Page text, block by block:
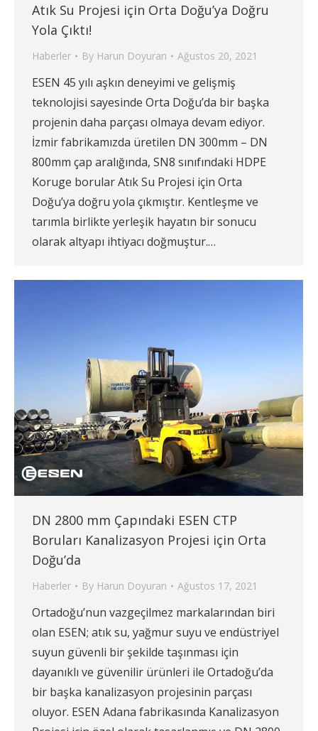
Atık Su Projesi için Orta Doğu’ya Doğru
Yola Çıktı!
Haberler By Harun Doyuran Ağustos 20, 2021
ESEN 45 yılı aşkın deneyimi ve gelişmiş
teknolojisi sayesinde Orta Doğu’da bir başka
projenin daha parçası olmaya devam ediyor.
İzmir fabrikamızda üretilen DN 300mm – DN
800mm çap aralığında, SN8 sınıfındaki HDPE
Koruge borular Atık Su Projesi için Orta
Doğu’ya doğru yola çıkmıştır. Kentleşme ve
tarımla birlikte yerleşik hayatın bir sonucu
olarak altyapı ihtiyacı doğmuştur.…
DN 2800 mm Çapındaki ESEN CTP
Boruları Kanalizasyon Projesi için Orta
Doğu’da
Haberler By Harun Doyuran Ağustos 17, 2021
Ortadoğu’nun vazgeçilmez markalarından biri
olan ESEN; atık su, yağmur suyu ve endüstriyel
suyun güvenli bir şekilde taşınması için
dayanıklı ve güvenilir ürünleri ile Ortadoğu’da
bir başka kanalizasyon projesinin parçası
oluyor. ESEN Adana fabrikasında Kanalizasyon